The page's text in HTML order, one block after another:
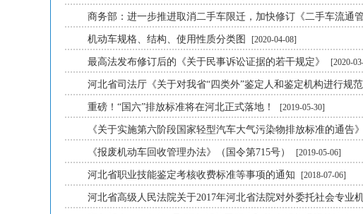
商务部：进一步推进取消二手车限迁，加快修订《二手车流通
机动车规格、结构、使用性质分类图 [2020-04-08]
最高法发布修订后的《关于民事诉讼证据的若干规定》 [2020-
河北省司法厅《关于对我省“四类外”鉴定人和鉴定机构进行规
重磅！“国六”排放标准将在河北正式落地！ [2019-05-30]
《关于实施第六阶段国家轻型汽车大气污染物排放标准的通告
《报废机动车回收管理办法》（国令第715号） [2019-05-06]
河北省职业技能鉴定考核收费标准等事项的通知 [2018-07-06]
河北省高级人民法院关于2017年河北省法院对外委托社会专业